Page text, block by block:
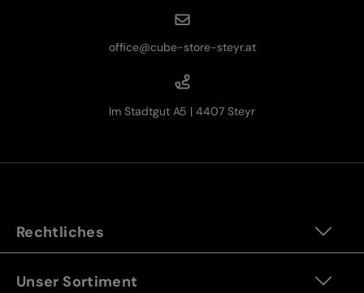
office@cube-store-steyr.at
Im Stadtgut A5 | 4407 Steyr
Rechtliches
Unser Sortiment